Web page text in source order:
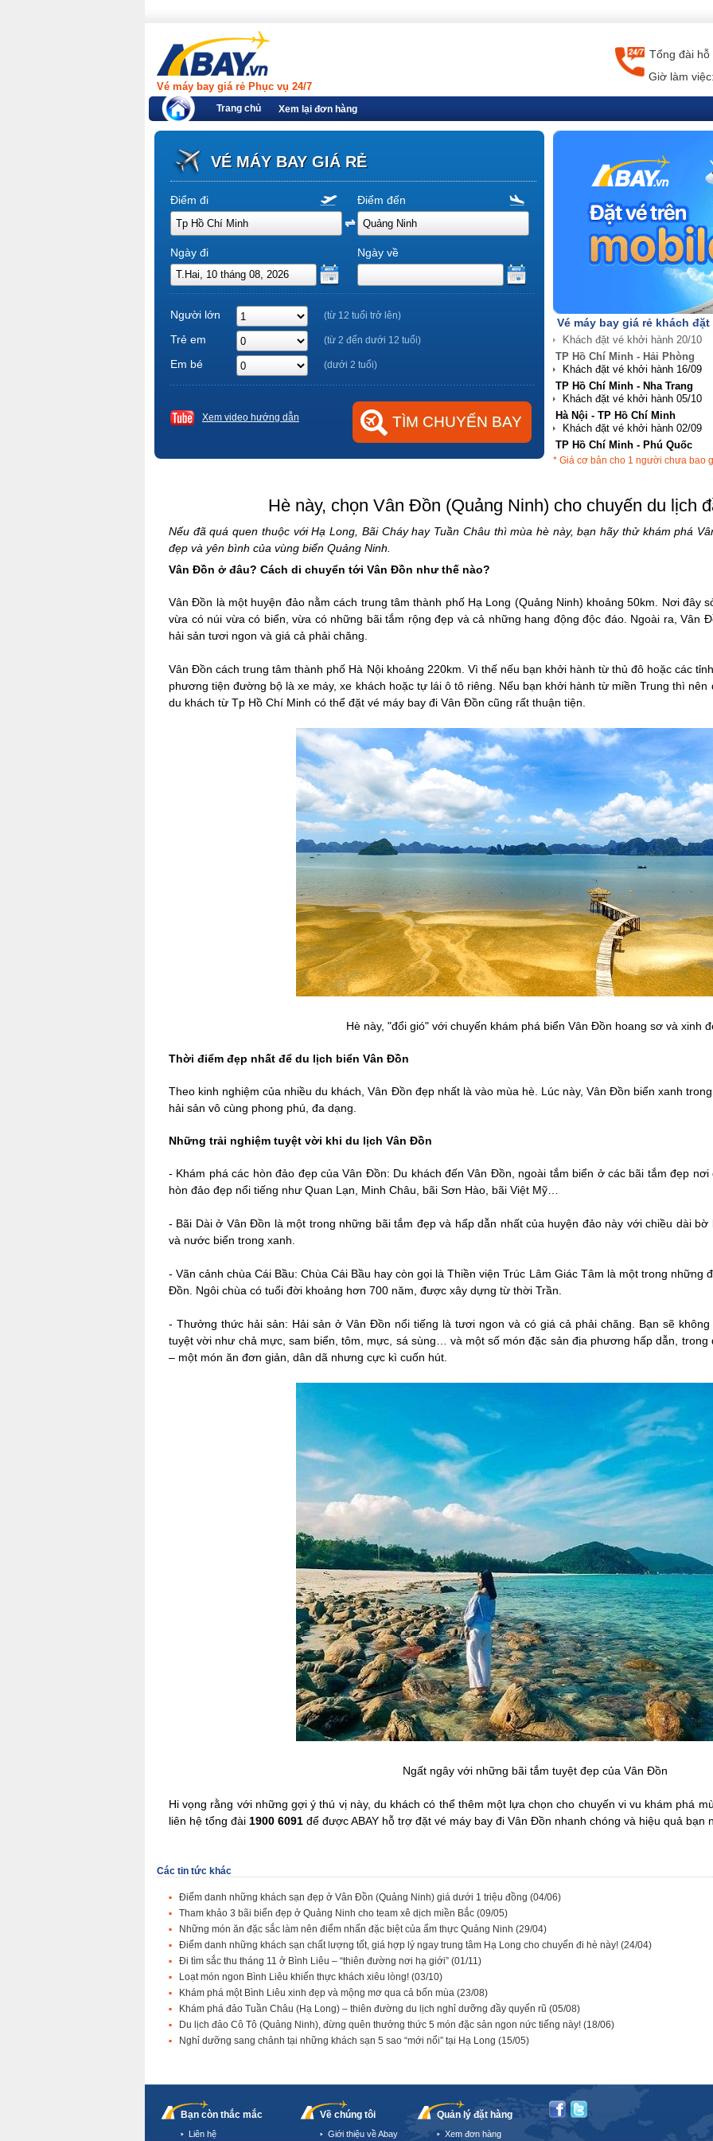
Vé máy bay giá rẻ Phục vụ 24/7
Tổng đài
Giờ làm
Trang chủ Xem lại đơn hàng
VÉ MÁY BAY GIÁ RẺ
Điểm đi Điểm đến
Ngày đi Ngày về
Người lớn (từ 12 tuổi trở lên)
Trẻ em (từ 2 đến dưới 12 tuổi)
Em bé (dưới 2 tuổi)
Xem video hướng dẫn
Vé máy bay giá rẻ khách
TP Hồ Chí Minh - Nha Trang
Hà Nội - TP Hồ Chí Minh
TP Hồ Chí Minh - Phú Quốc
Hà Nội - Đà Nẵng
* Giá cơ bản cho 1 người chưa bao
Hè này, chọn Vân Đồn (Quảng Ninh) cho chuyến du lịch
Nếu đã quá quen thuộc với Hạ Long, Bãi Cháy hay Tuần Châu thì mùa hè này, bạn hãy thử khám phá
đẹp và yên bình của vùng biển Quảng Ninh.
Vân Đồn ở đâu? Cách di chuyển tới Vân Đồn như thế nào?
Vân Đồn là một huyện đảo nằm cách trung tâm thành phố Hạ Long (Quảng Ninh) khoảng 50km. Nơi đây
vừa có núi vừa có biển, vừa có những bãi tắm rộng đẹp và cả những hang động độc đáo. Ngoài ra, Vân
hải sản tươi ngon và giá cả phải chăng.
Vân Đồn cách trung tâm thành phố Hà Nội khoảng 220km. Vì thế nếu bạn khởi hành từ thủ đô hoặc các
phương tiện đường bộ là xe máy, xe khách hoặc tự lái ô tô riêng. Nếu bạn khởi hành từ miền Trung thì nên
du khách từ Tp Hồ Chí Minh có thể đặt vé máy bay đi Vân Đồn cũng rất thuận tiện.
Hè này, "đổi gió" với chuyến khám phá biển Vân Đồn hoang sơ và xinh
Thời điểm đẹp nhất để du lịch biển Vân Đồn
Theo kinh nghiệm của nhiều du khách, Vân Đồn đẹp nhất là vào mùa hè. Lúc này, Vân Đồn biển xanh
hải sản vô cùng phong phú, đa dạng.
Những trải nghiệm tuyệt vời khi du lịch Vân Đồn
- Khám phá các hòn đảo đẹp của Vân Đồn: Du khách đến Vân Đồn, ngoài tắm biển ở các bãi tắm đẹp
hòn đảo đẹp nổi tiếng như Quan Lạn, Minh Châu, bãi Sơn Hào, bãi Việt Mỹ…
- Bãi Dài ở Vân Đồn là một trong những bãi tắm đẹp và hấp dẫn nhất của huyện đảo này với chiều dài
và nước biển trong xanh.
- Vãn cảnh chùa Cái Bầu: Chùa Cái Bầu hay còn gọi là Thiền viện Trúc Lâm Giác Tâm là một trong những
Đồn. Ngôi chùa có tuổi đời khoảng hơn 700 năm, được xây dựng từ thời Trần.
- Thưởng thức hải sản: Hải sản ở Vân Đồn nổi tiếng là tươi ngon và có giá cả phải chăng. Bạn sẽ
tuyệt vời như chả mực, sam biển, tôm, mực, sá sùng… và một số món đặc sản địa phương hấp dẫn,
– một món ăn đơn giản, dân dã nhưng cực kì cuốn hút.
Ngất ngây với những bãi tắm tuyệt đẹp của Vân Đồn
Hi vọng rằng với những gợi ý thú vị này, du khách có thể thêm một lựa chọn cho chuyến vi vu khám phá
liên hệ tổng đài 1900 6091 để được ABAY hỗ trợ đặt vé máy bay đi Vân Đồn nhanh chóng và hiệu quả bạn
Các tin tức khác
Điểm danh những khách sạn đẹp ở Vân Đồn (Quảng Ninh) giá dưới 1 triệu đồng (04/06)
Tham khảo 3 bãi biển đẹp ở Quảng Ninh cho team xê dịch miền Bắc (09/05)
Những món ăn đặc sắc làm nên điểm nhấn đặc biệt của ẩm thực Quảng Ninh (29/04)
Điểm danh những khách sạn chất lượng tốt, giá hợp lý ngay trung tâm Hạ Long cho chuyến đi hè này! (24/04)
Đi tìm sắc thu tháng 11 ở Bình Liêu – “thiên đường nơi hạ giới” (01/11)
Loạt món ngon Bình Liêu khiến thực khách xiêu lòng! (03/10)
Khám phá một Bình Liêu xinh đẹp và mộng mơ qua cả bốn mùa (23/08)
Khám phá đảo Tuần Châu (Hạ Long) – thiên đường du lịch nghỉ dưỡng đầy quyến rũ (05/08)
Du lịch đảo Cô Tô (Quảng Ninh), đừng quên thưởng thức 5 món đặc sản ngon nức tiếng này! (18/06)
Nghỉ dưỡng sang chảnh tại những khách sạn 5 sao “mới nổi” tại Hạ Long (15/05)
Bạn còn thắc mắc
Liên hệ
Về chúng tôi
Giới thiệu về Abay
Quản lý đặt hàng
Xem đơn hàng